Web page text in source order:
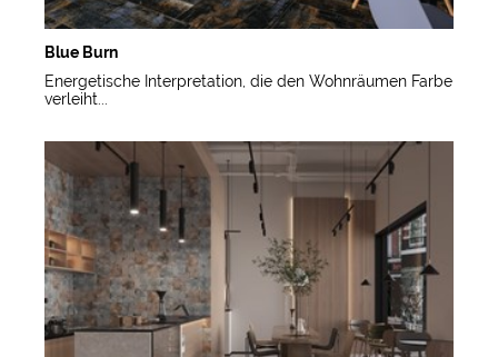
Blue Burn
Energetische Interpretation, die den Wohnräumen Farbe
verleiht...